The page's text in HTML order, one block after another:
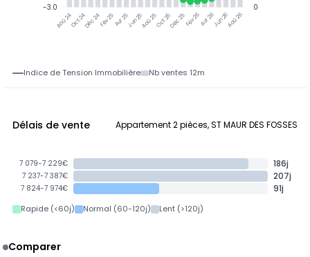
Aoû 24Oct 24Déc 24Fév 25Avr 25Jun 25Aoû 25Oct 25Déc 25Fév 26Avr 26Jun 26Aoû 26
0
-3.0
Indice de Tension Immobilière Nb ventes 12m
Délais de vente Appartement 2 pièces, ST MAUR DES FOSSES
7 079-7 229€ 186j
7 237-7 387€ 207j
7 824-7 974€ 91j
Rapide (<60j) Normal (60-120j) Lent (>120j)
Comparer